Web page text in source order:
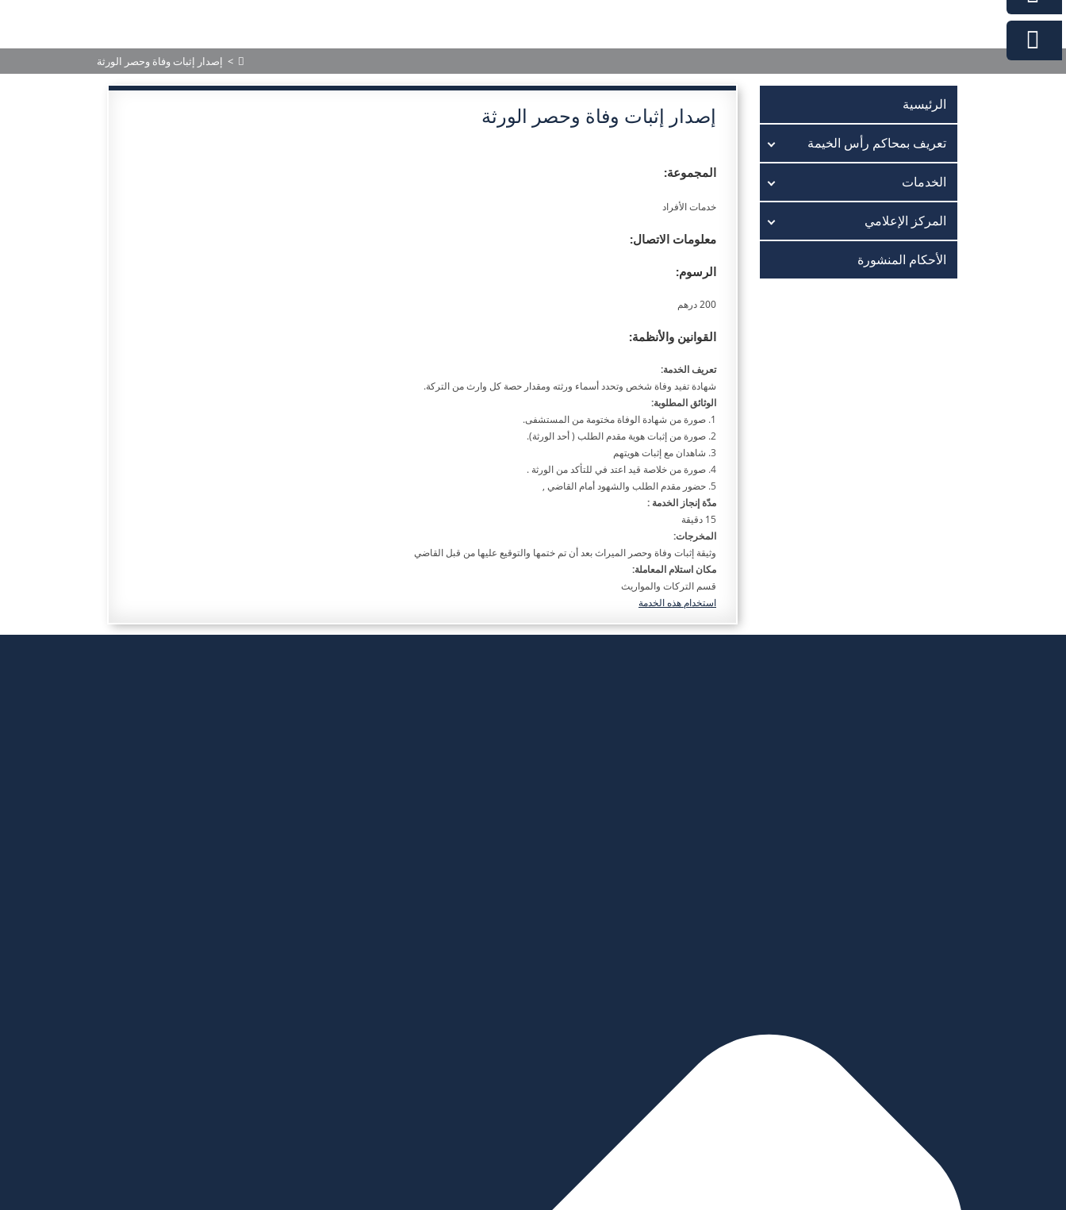
> إصدار إثبات وفاة وحصر الورثة
الرئيسية
تعريف بمحاكم رأس الخيمة
الخدمات
المركز الإعلامي
الأحكام المنشورة
إصدار إثبات وفاة وحصر الورثة
المجموعة:
خدمات الأفراد
معلومات الاتصال:
الرسوم:
200 درهم
القوانين والأنظمة:
تعريف الخدمة:
شهادة تفيد وفاة شخص وتحدد أسماء ورثته ومقدار حصة كل وارث من التركة.
الوثائق المطلوبة:
1. صورة من شهادة الوفاة مختومة من المستشفى.
2. صورة من إثبات هوية مقدم الطلب ( أحد الورثة).
3. شاهدان مع إثبات هويتهم
4. صورة من خلاصة قيد اعتد في للتأكد من الورثة .
5. حضور مقدم الطلب والشهود أمام القاضي ,
مدّة إنجاز الخدمة :
15 دقيقة
المخرجات:
وثيقة إثبات وفاة وحصر الميراث بعد أن تم ختمها والتوقيع عليها من قبل القاضي
مكان استلام المعاملة:
قسم التركات والمواريث
استخدام هذه الخدمة